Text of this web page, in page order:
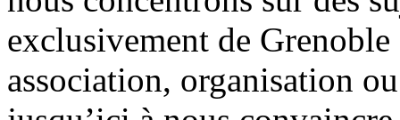
exclusivement de
association, organisation